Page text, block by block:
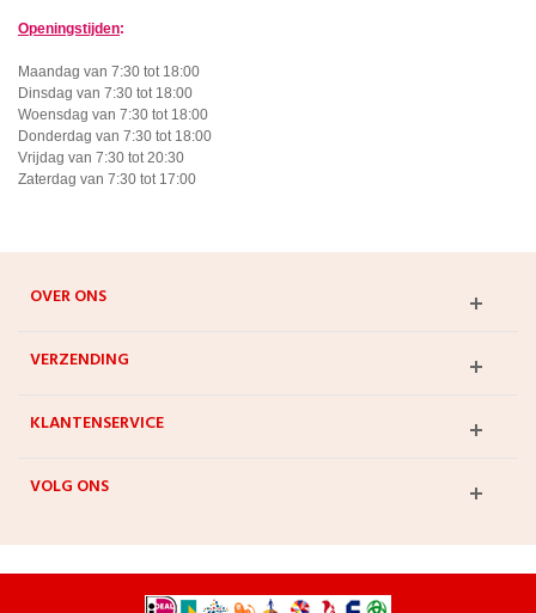
Openingstijden:
Maandag van 7:30 tot 18:00
Dinsdag van 7:30 tot 18:00
Woensdag van 7:30 tot 18:00
Donderdag van 7:30 tot 18:00
Vrijdag van 7:30 tot 20:30
Zaterdag van 7:30 tot 17:00
OVER ONS
VERZENDING
KLANTENSERVICE
VOLG ONS